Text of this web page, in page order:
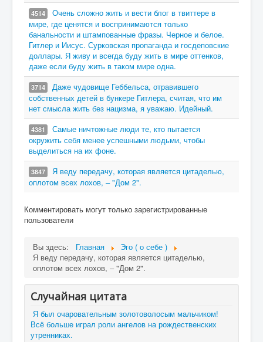
4514
Очень сложно жить и вести блог в твиттере в
мире, где ценятся и воспринимаются только
банальности и штампованные фразы. Черное и белое.
Гитлер и Иисус. Сурковская пропаганда и госдеповские
доллары. Я живу и всегда буду жить в мире оттенков,
даже если буду жить в таком мире одна.
3714
Даже чудовище Геббельса, отравившего
собственных детей в бункере Гитлера, считая, что им
нет смысла жить без нацизма, я уважаю. Идейный.
4381
Самые ничтожные люди те, кто пытается
окружить себя менее успешными людьми, чтобы
выделиться на их фоне.
3847
Я веду передачу, которая является цитаделью,
оплотом всех лохов, – "Дом 2".
Комментировать могут только зарегистрированные
пользователи
Вы здесь: Главная
Эго ( о себе )
Я веду передачу, которая является цитаделью,
оплотом всех лохов, – "Дом 2".
Случайная цитата
Я был очаровательным золотоволосым мальчиком!
Всё больше играл роли ангелов на рождественских
утренниках.